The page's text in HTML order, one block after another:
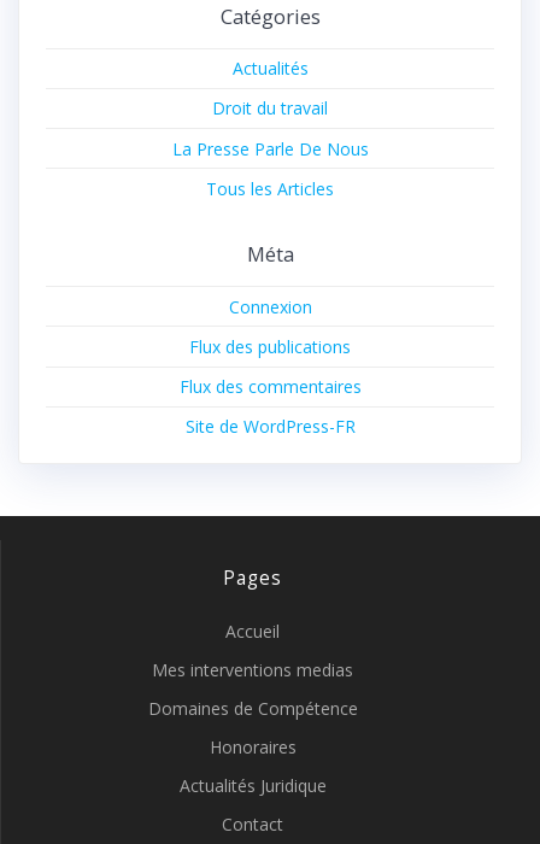
Catégories
Actualités
Droit du travail
La Presse Parle De Nous
Tous les Articles
Méta
Connexion
Flux des publications
Flux des commentaires
Site de WordPress-FR
Pages
Accueil
Mes interventions medias
Domaines de Compétence
Honoraires
Actualités Juridique
Contact